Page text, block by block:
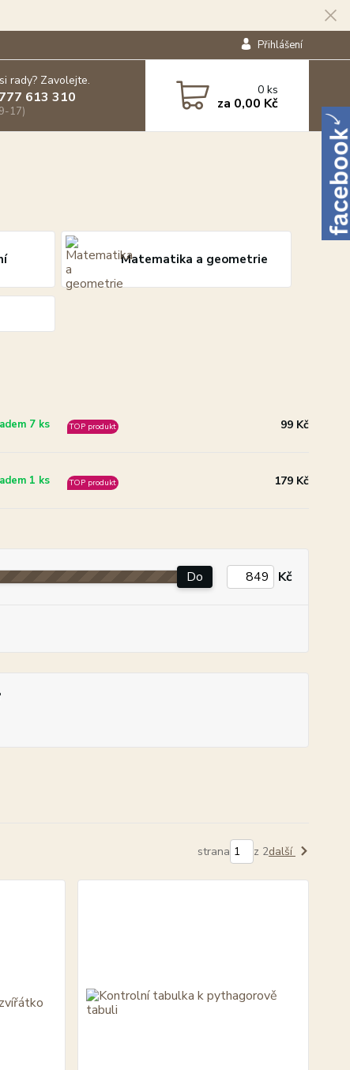
Přihlášení
rady? Zavolejte.
613 310
17)
0ks
za 0,00 Kč
Matematika a geometrie
7 ks TOP produkt 99 Kč
1 ks TOP produkt 179 Kč
Do Kč
strana z 2další